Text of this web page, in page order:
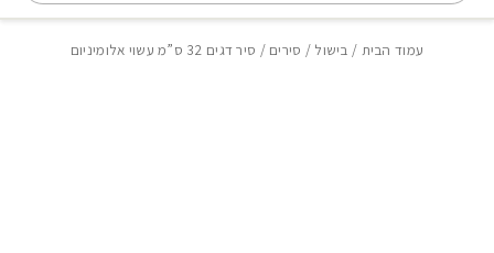
עמוד הבית / בישול / סירים / סיר דגים 32 ס”מ עשוי אלומיניום